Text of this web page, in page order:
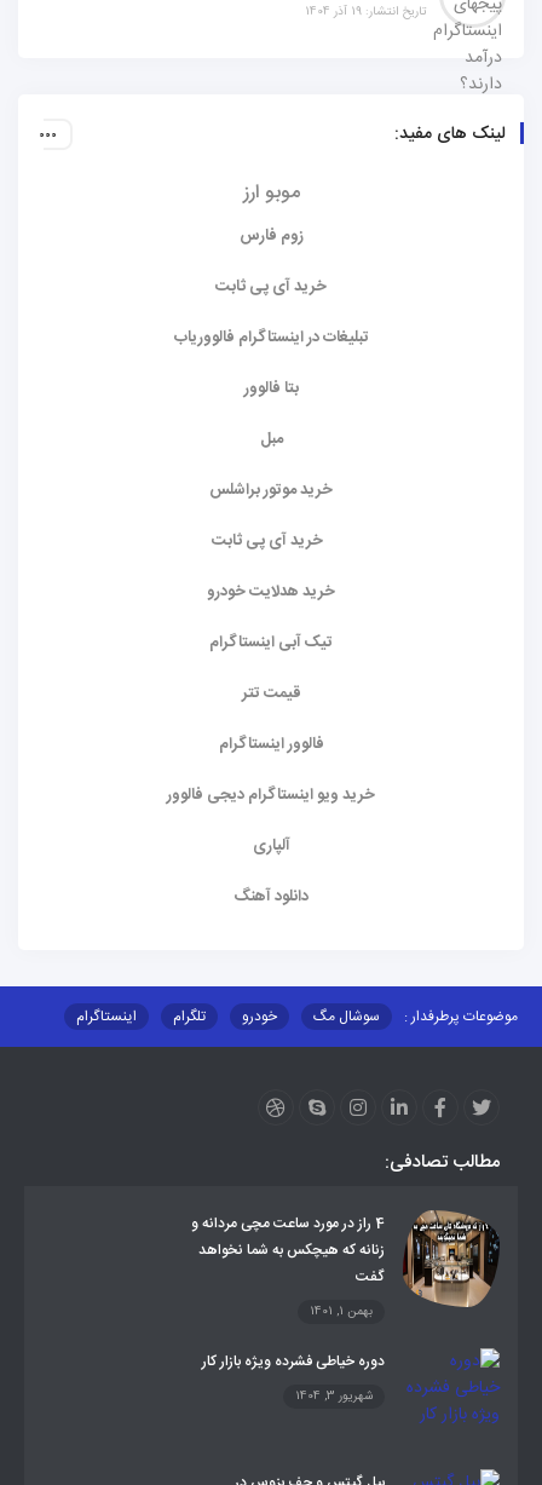
تاریخ انتشار: 19 آذر 1404
لینک های مفید:
موبو ارز
زوم فارس
خرید آی پی ثابت
تبلیغات در اینستاگرام فالووریاب
بتا فالوور
مبل
خرید موتور براشلس
خرید آی پی ثابت
خرید هدلایت خودرو
تیک آبی اینستاگرام
قیمت تتر
فالوور اینستاگرام
خرید ویو اینستاگرام دیجی فالوور
آلپاری
دانلود آهنگ
موضوعات پرطرفدار : سوشال مگ خودرو تلگرام
اینستاگرام
مطالب تصادفی:
4 راز در مورد ساعت مچی مردانه و
زنانه که هیچکس به شما نخواهد
گفت
بهمن 1, 1401
دوره خیاطی فشرده ویژه بازار کار
شهریور 3, 1404